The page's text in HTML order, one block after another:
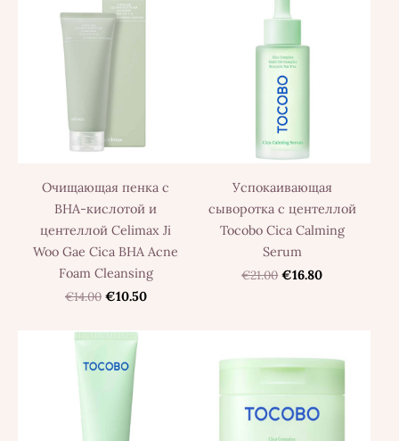
Очищающая пенка с
BHA-кислотой и
центеллой Celimax Ji
Woo Gae Cica BHA Acne
Foam Cleansing
€14.00 €10.50
Успокаивающая
сыворотка с центеллой
Tocobo Cica Calming
Serum
€21.00 €16.80